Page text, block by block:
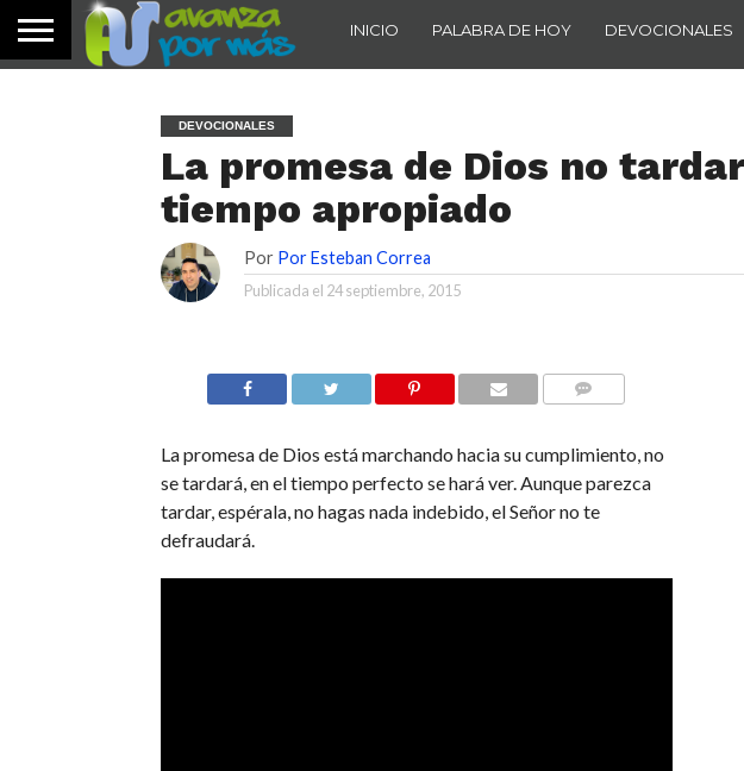
INICIO PALABRA DE HOY DEVOCIONALES
DEVOCIONALES
La promesa de Dios no
tiempo apropiado
Por Por Esteban Correa
Publicada el 24 septiembre, 2015
La promesa de Dios está marchando hacia su cumplimiento, no
se tardará, en el tiempo perfecto se hará ver. Aunque parezca
tardar, espérala, no hagas nada indebido, el Señor no te
defraudará.